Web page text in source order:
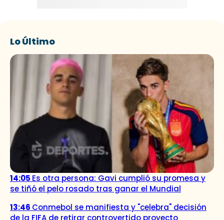
Lo Último
14:05 Es otra persona: Gavi cumplió su promesa y
se tiñó el pelo rosado tras ganar el Mundial
13:46 Conmebol se manifiesta y "celebra" decisión
de la FIFA de retirar controvertido proyecto